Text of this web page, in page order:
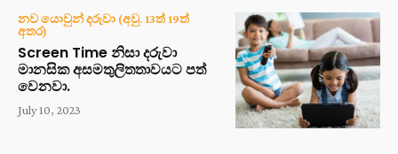
නව යොවුන් දරුවා (අවු. 13ත් 19ත්
අතර)
Screen Time නිසා දරුවා
මානසික අසමතුලිතතාවයට පත්
වෙනවා.
July 10, 2023